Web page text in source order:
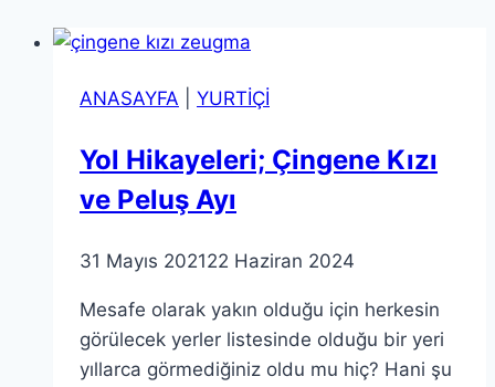
ANASAYFA YURTİÇİ
Yol Hikayeleri; Çingene Kızı
ve Peluş Ayı
31 Mayıs 202122 Haziran 2024
Mesafe olarak yakın olduğu için herkesin
görülecek yerler listesinde olduğu bir yeri
yıllarca görmediğiniz oldu mu hiç? Hani şu